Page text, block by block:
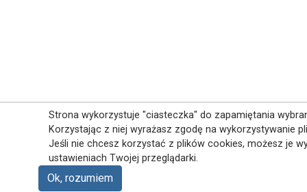
Strona wykorzystuje "ciasteczka" do zapamiętania
Korzystając z niej wyrażasz zgodę na wykorzystywanie
Jeśli nie chcesz korzystać z plików cookies, możesz je
ustawieniach Twojej przeglądarki.
Ok, rozumiem